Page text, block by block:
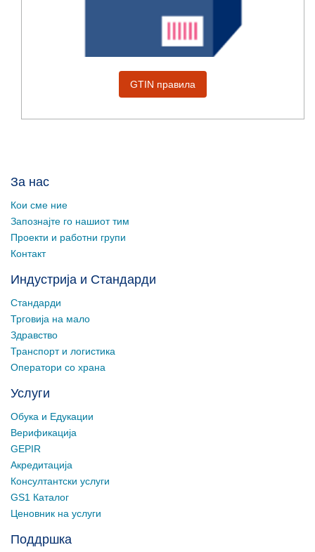
GTIN правила
За нас
Кои сме ние
Запознајте го нашиот тим
Проекти и работни групи
Контакт
Индустрија и Стандарди
Стандарди
Трговија на мало
Здравство
Транспорт и логистика
Оператори со храна
Услуги
Обука и Едукации
Верификација
GEPIR
Акредитација
Консултантски услуги
GS1 Каталог
Ценовник на услуги
Поддршка